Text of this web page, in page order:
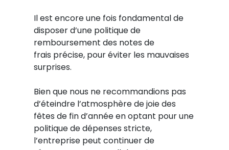
Il est encore une fois fondamental de
disposer d’une politique de
remboursement des notes de
frais précise, pour éviter les mauvaises
surprises.
Bien que nous ne recommandions pas
d’éteindre l’atmosphère de joie des
fêtes de fin d’année en optant pour une
politique de dépenses stricte,
l’entreprise peut continuer de